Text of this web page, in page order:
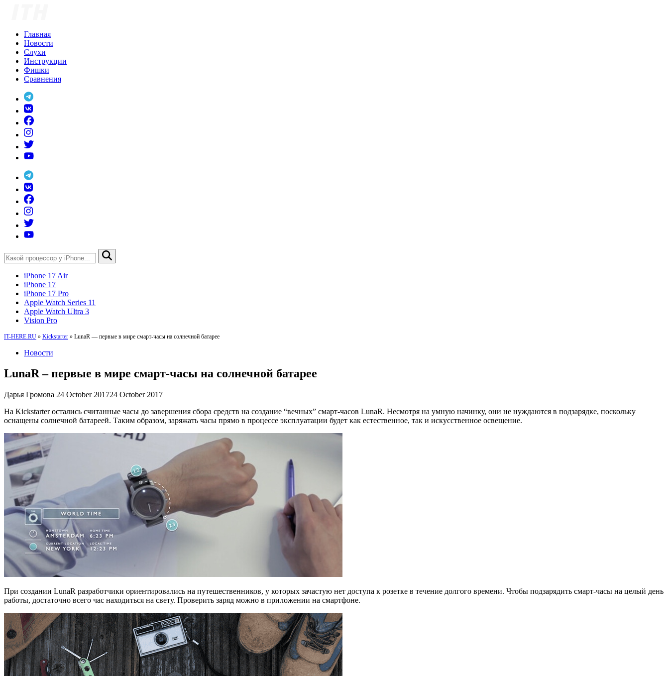
Главная
Новости
Слухи
Инструкции
Фишки
Сравнения
iPhone 17 Air
iPhone 17
iPhone 17 Pro
Apple Watch Series 11
Apple Watch Ultra 3
Vision Pro
IT-HERE.RU » Kickstarter » LunaR — первые в мире смарт-часы на солнечной батарее
Новости
LunaR – первые в мире смарт-часы на солнечной батарее
Дарья Громова 24 October 201724 October 2017
На Kickstarter остались считанные часы до завершения сбора средств на создание “вечных” смарт-часов LunaR. Несмотря на умную начинку, они не нуждаются в подзарядке, поскольку
оснащены солнечной батареей. Таким образом, заряжать часы прямо в процессе эксплуатации будет как естественное, так и искусственное освещение.
При создании LunaR разработчики ориентировались на путешественников, у которых зачастую нет доступа к розетке в течение долгого времени. Чтобы подзарядить смарт-часы на целый день
работы, достаточно всего час находиться на свету. Проверить заряд можно в приложении на смартфоне.